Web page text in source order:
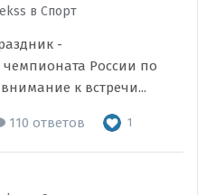
в Спорт
-
России по
к встречи...
110 ответов 1